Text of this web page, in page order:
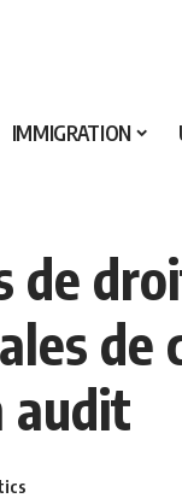
IMMIGRATION
de
de
audit